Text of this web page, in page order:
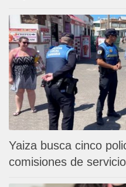
Yaiza busca cinco
comisiones de